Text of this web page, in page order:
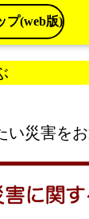
プ(web版)
い災害を